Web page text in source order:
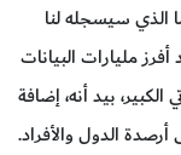
الذي سيسجله لنا
مليارات البيانات
بيد أنه، إضافة
الدول والأفراد.